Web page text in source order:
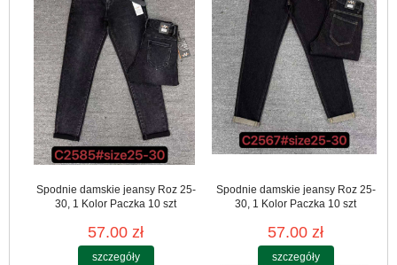
Spodnie damskie jeansy Roz 25-
30, 1 Kolor Paczka 10 szt
57.00 zł
szczegóły
Spodnie damskie jeansy Roz 25-
30, 1 Kolor Paczka 10 szt
57.00 zł
szczegóły